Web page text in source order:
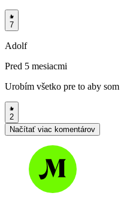
7
Adolf
Pred 5 mesiacmi
Urobím všetko pre to aby som
2
Načítať viac komentárov